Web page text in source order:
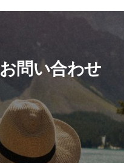
お問い合わせ